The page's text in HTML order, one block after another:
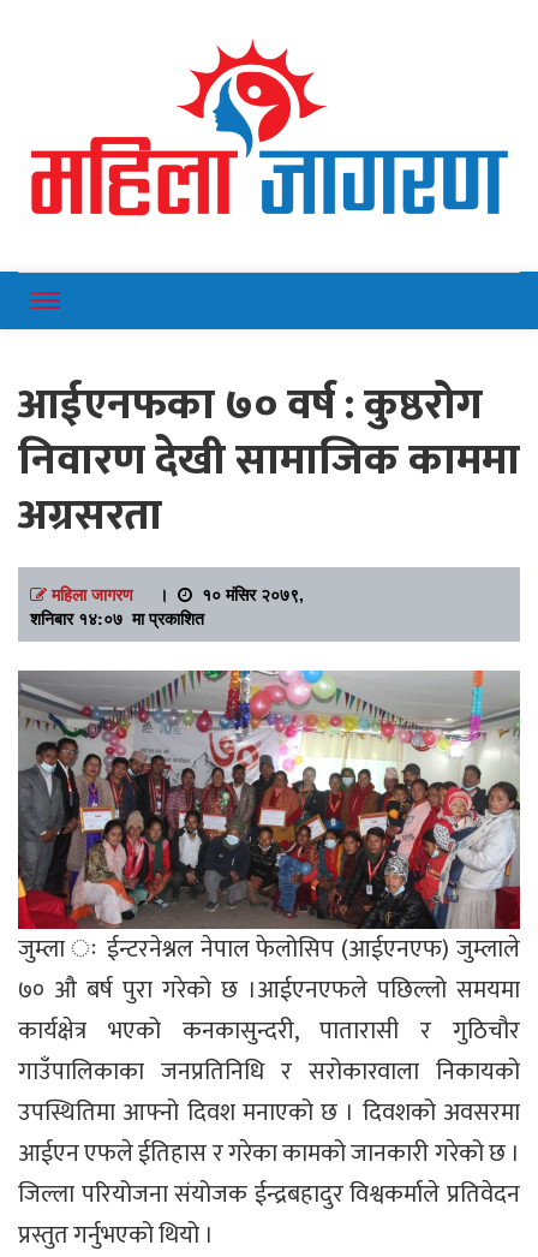
Mahilajagaran
आईएनफका ७० वर्ष : कुष्ठरोग
निवारण देखी सामाजिक काममा
अग्रसरता
महिला जागरण।
१० मंसिर २०७९,
शनिबार १४:०७ मा प्रकाशित
जुम्ला ः ईन्टरनेश्नल नेपाल फेलोसिप (आईएनएफ) जुम्लाले
७० औ बर्ष पुरा गरेको छ ।आईएनएफले पछिल्लो समयमा
कार्यक्षेत्र भएको कनकासुन्दरी, पातारासी र गुठिचौर
गाउँपालिकाका जनप्रतिनिधि र सरोकारवाला निकायको
उपस्थितिमा आफ्नो दिवश मनाएको छ । दिवशको अवसरमा
आईएन एफले ईतिहास र गरेका कामको जानकारी गरेको छ ।
जिल्ला परियोजना संयोजक ईन्द्रबहादुर विश्वकर्माले प्रतिवेदन
प्रस्तुत गर्नुभएको थियो ।